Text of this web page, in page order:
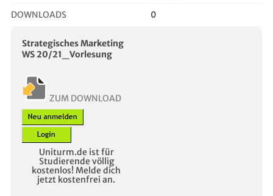
DOWNLOADS 0
Strategisches Marketing
WS 20/21_Vorlesung
ZUM DOWNLOAD
Uniturm.de ist für
Studierende völlig
kostenlos! Melde dich
jetzt kostenfrei an.